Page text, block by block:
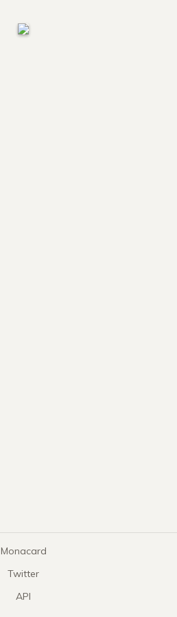
Monacard
Twitter
API